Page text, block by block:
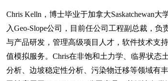
Chris Kelln，博士毕业于加拿大Saskatchewan大
入Geo-Slope公司，目前任公司工程副总裁，负
与产品研发，管理高级项目人才，软件技术支
值模拟服务。Chris在非饱和土力学、临界状态
分析、边坡稳定性分析、污染物迁移等领域有